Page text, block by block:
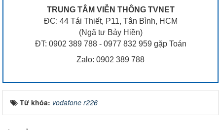
TRUNG TÂM VIỄN THÔNG TVNET
ĐC: 44 Tái Thiết, P11, Tân Bình, HCM
(Ngã tư Bảy Hiền)
ĐT: 0902 389 788 - 0977 832 959 gặp Toán
Zalo: 0902 389 788
Từ khóa: vodafone r226